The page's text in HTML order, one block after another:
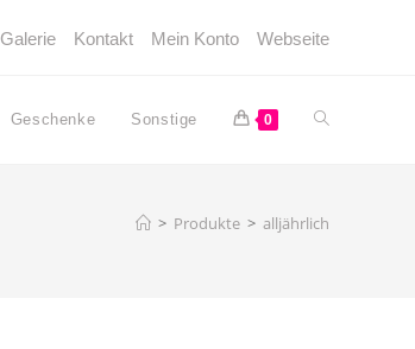
Galerie Kontakt Mein Konto Webseite
Geschenke Sonstige 0 Website-
> Produkte > alljährlich